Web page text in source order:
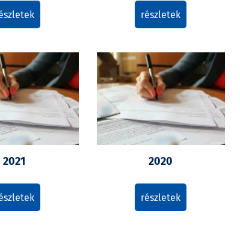
részletek
2021 2020
részletek